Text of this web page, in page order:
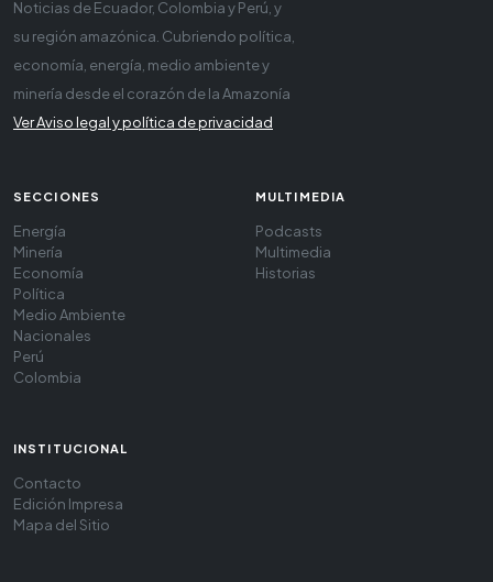
Noticias de Ecuador, Colombia y Perú, y
su región amazónica. Cubriendo política,
economía, energía, medio ambiente y
minería desde el corazón de la Amazonía
Ver Aviso legal y política de privacidad
SECCIONES
Energía
Minería
Economía
Política
Medio Ambiente
Nacionales
Perú
Colombia
MULTIMEDIA
Podcasts
Multimedia
Historias
INSTITUCIONAL
Contacto
Edición Impresa
Mapa del Sitio